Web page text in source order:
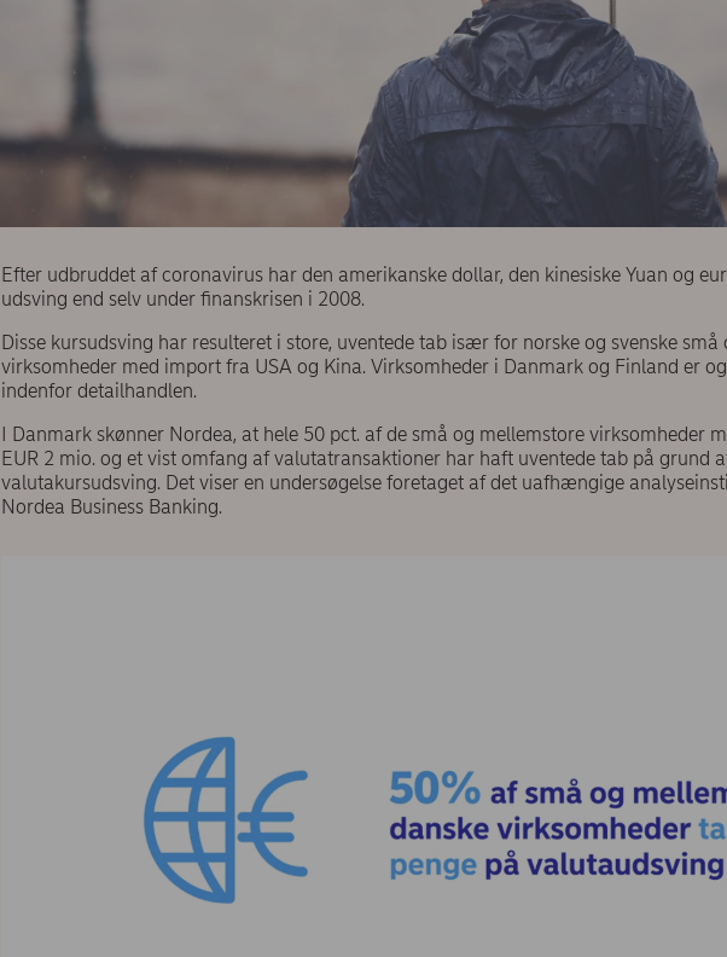
Efter udbruddet af coronavirus har den amerikanske dollar, den kinesiske Yuan og
udsving end selv under finanskrisen i 2008.
Disse kursudsving har resulteret i store, uventede tab især for norske og svenske små
virksomheder med import fra USA og Kina. Virksomheder i Danmark og Finland er
indenfor detailhandlen.
I Danmark skønner Nordea, at hele 50 pct. af de små og mellemstore virksomheder
EUR 2 mio. og et vist omfang af valutatransaktioner har haft uventede tab på grund
valutakursudsving. Det viser en undersøgelse foretaget af det uafhængige
Nordea Business Banking.